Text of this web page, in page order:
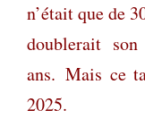
n’était que de
doublerait
ans. Mais ce
2025.